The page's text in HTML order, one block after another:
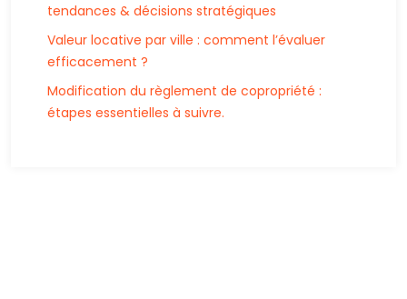
tendances & décisions stratégiques
Valeur locative par ville : comment l’évaluer
efficacement ?
Modification du règlement de copropriété :
étapes essentielles à suivre.